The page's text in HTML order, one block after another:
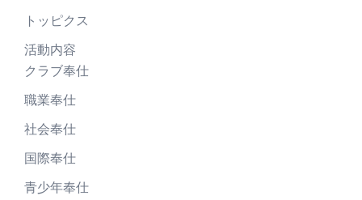
トッピクス
活動内容
クラブ奉仕
職業奉仕
社会奉仕
国際奉仕
青少年奉仕